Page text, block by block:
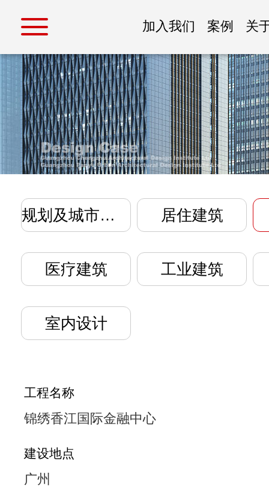
关
案例
加入我们
规划及城市设计 居住建筑
医疗建筑 工业建筑
室内设计
工程名称
锦绣香江国际金融中心
建设地点
广州